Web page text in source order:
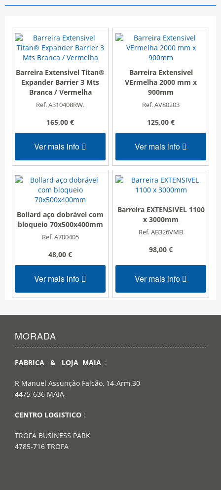
Barreira Extensivel Titan®
Expander Barrier 3 Mts
Branca / Vermelha
Ref. A310408RW.
165,00 €
Ver mais info
Barreira Extensivel
VErmelha 2000 mm x
900mm
Ref. AV80203
125,00 €
Ver mais info
Bollard aço dobrável com
bloqueio 70x500x400mm
Ref. A700405
48,00 €
Ver mais info
Barreira EXTENSIVEL 1100
x 3000mm
Ref. AB326VMB
98,00 €
Ver mais info
MORADA
FABRICA & LOJA MAIA :
R Manuel Assunção Falcão, 14-Arm.30
4475-636 MAIA
CENTRO LOGISTICO :
TROFA BUSINESS PARK
4785-716 TROFA